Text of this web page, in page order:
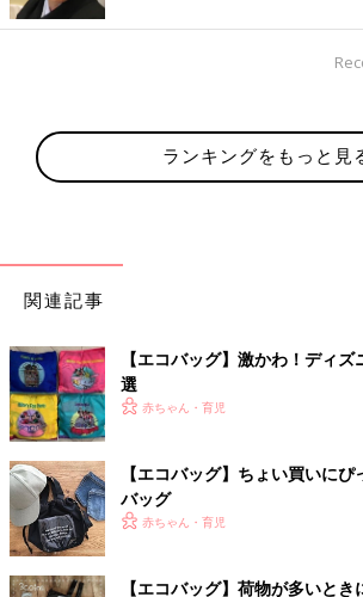
ランキングをもっと見
関連記事
【エコバッグ】激かわ！ディ
選
赤ちゃん・育児
【エコバッグ】ちょい買いに
バッグ
赤ちゃん・育児
【エコバッグ】荷物が多いと